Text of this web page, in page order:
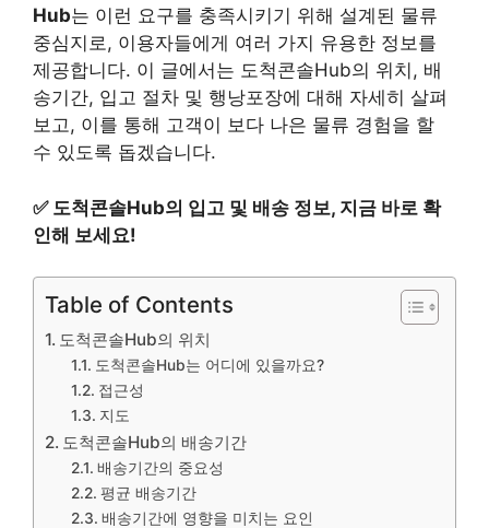
Hub는 이런 요구를 충족시키기 위해 설계된 물류
중심지로, 이용자들에게 여러 가지 유용한 정보를
제공합니다. 이 글에서는 도척콘솔Hub의 위치, 배
송기간, 입고 절차 및 행낭포장에 대해 자세히 살펴
보고, 이를 통해 고객이 보다 나은 물류 경험을 할
수 있도록 돕겠습니다.
✅ 도척콘솔Hub의 입고 및 배송 정보, 지금 바로 확
인해 보세요!
Table of Contents
도척콘솔Hub의 위치
도척콘솔Hub는 어디에 있을까요?
접근성
지도
도척콘솔Hub의 배송기간
배송기간의 중요성
평균 배송기간
배송기간에 영향을 미치는 요인